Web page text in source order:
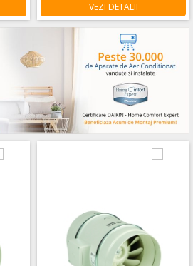
VEZI DETALII